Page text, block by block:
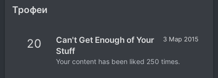
Трофеи
20 3 Мар 2015
Can't Get Enough of Your
Stuff
Your content has been liked 250 times.